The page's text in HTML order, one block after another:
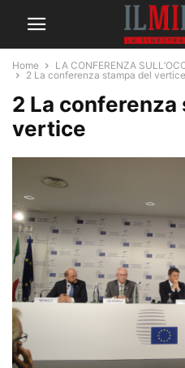
Home
LA CONFERENZA
2 La conferenza stampa del vertice
2 La conferenza
vertice